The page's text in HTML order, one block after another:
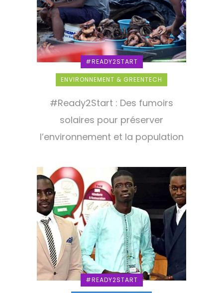
#READY2START
ENVIRONNEMENT & GREENTECH
#Ready2Start : Des fumoirs
solaires pour préserver
l’environnement et la population
#READY2START